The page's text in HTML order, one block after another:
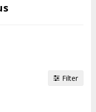
Filter